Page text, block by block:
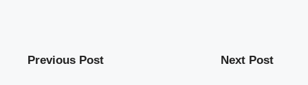
Previous Post Next Post